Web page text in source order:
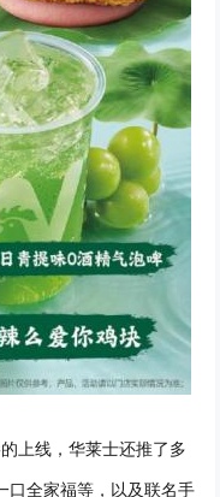
上线，华莱士还推了多
口全家福等，以及联名手